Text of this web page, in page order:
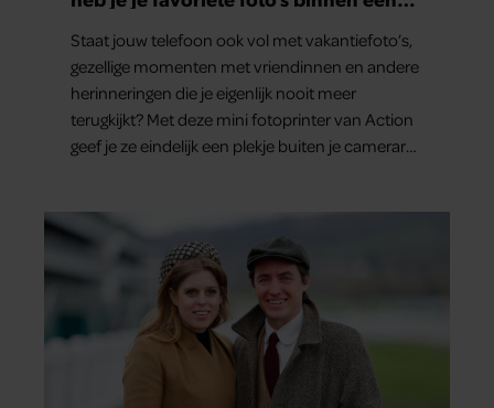
Staat jouw telefoon ook vol met vakantiefoto’s,
gezellige momenten met vriendinnen en andere
herinneringen die je eigenlijk nooit meer
terugkijkt? Met deze mini fotoprinter van Action
geef je ze eindelijk een plekje buiten je camerarol.